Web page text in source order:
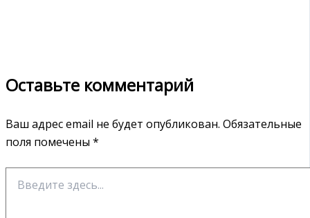
Оставьте комментарий
Ваш адрес email не будет опубликован. Обязательные
поля помечены *
здесь...